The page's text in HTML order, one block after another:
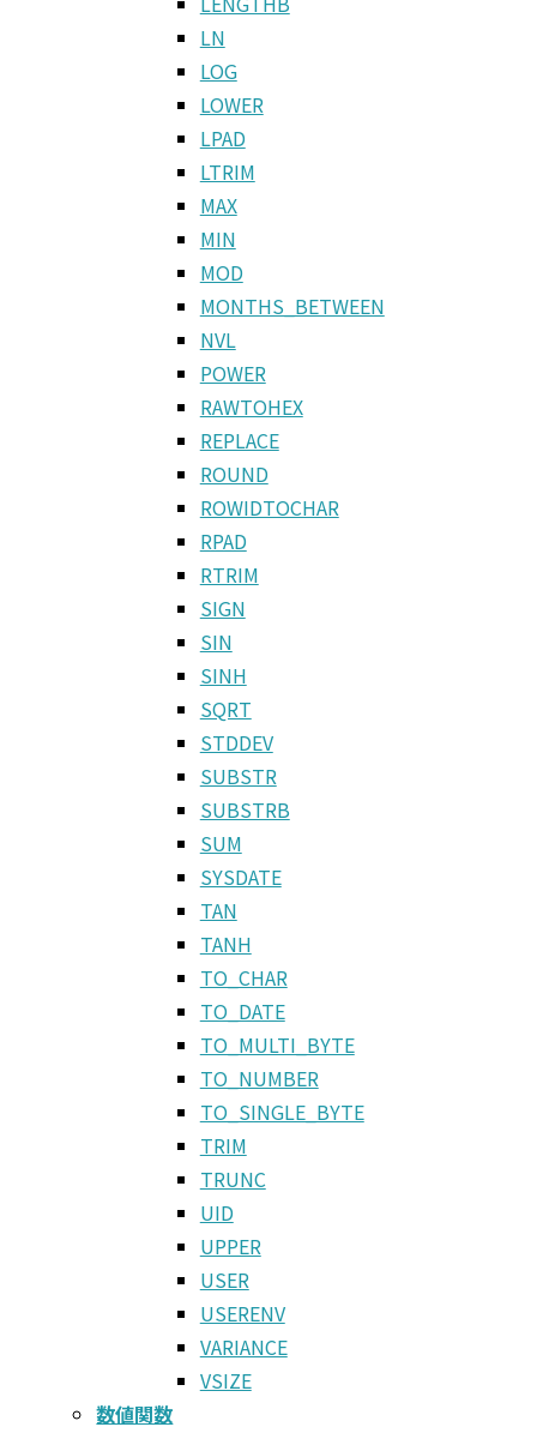
LN
LOG
LOWER
LPAD
LTRIM
MAX
MIN
MOD
MONTHS_BETWEEN
NVL
POWER
RAWTOHEX
REPLACE
ROUND
ROWIDTOCHAR
RPAD
RTRIM
SIGN
SIN
SINH
SQRT
STDDEV
SUBSTR
SUBSTRB
SUM
SYSDATE
TAN
TANH
TO_CHAR
TO_DATE
TO_MULTI_BYTE
TO_NUMBER
TO_SINGLE_BYTE
TRIM
TRUNC
UID
UPPER
USER
USERENV
VARIANCE
VSIZE
数値関数